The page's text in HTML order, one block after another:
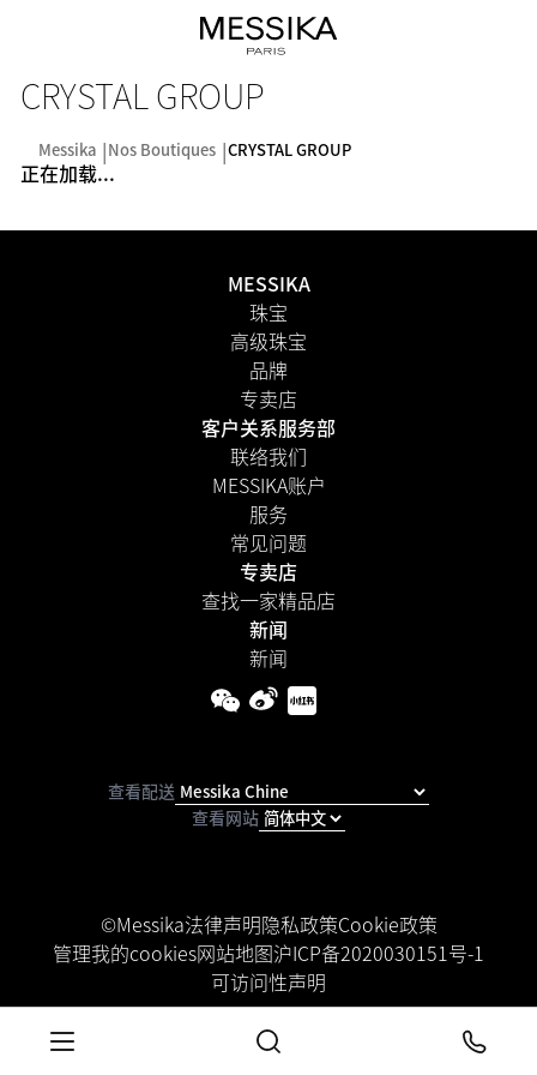
CRYSTAL GROUP
Messika Nos Boutiques CRYSTAL GROUP
正在加载...
MESSIKA
珠宝
高级珠宝
品牌
专卖店
客户关系服务部
联络我们
MESSIKA账户
服务
常见问题
专卖店
查找一家精品店
新闻
新闻
©Messika法律声明隐私政策Cookie政策
管理我的cookies网站地图沪ICP备2020030151号-1
可访问性声明
查看配送
查看网站